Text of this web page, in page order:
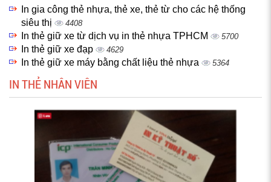
In gia công thẻ nhựa, thẻ xe, thẻ từ cho các hệ thống
siêu thị
4408
In thẻ giữ xe từ dịch vụ in thẻ nhựa TPHCM 5700
In thẻ giữ xe đạp 4629
In thẻ giữ xe máy bằng chất liệu thẻ nhựa 5364
IN THẺ NHÂN VIÊN